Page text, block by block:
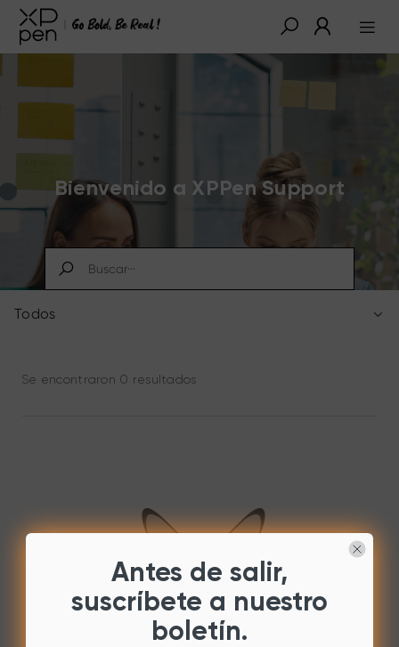
Bienvenido a XPPen Support
Todos
Se encontraron 0 resultados
Antes de salir,
suscríbete a nuestro
boletín.